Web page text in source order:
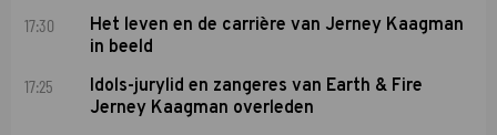
17:30
Het leven en de carrière van Jerney Kaagman
in beeld
17:25
Idols-jurylid en zangeres van Earth & Fire
Jerney Kaagman overleden